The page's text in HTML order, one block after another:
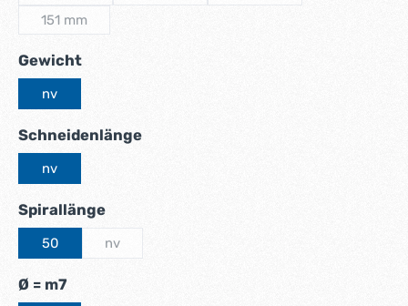
151 mm
Gewichtauswählen
nv
Schneidenlängeauswählen
nv
Spirallängeauswählen
50 nv
Ø = m7auswählen